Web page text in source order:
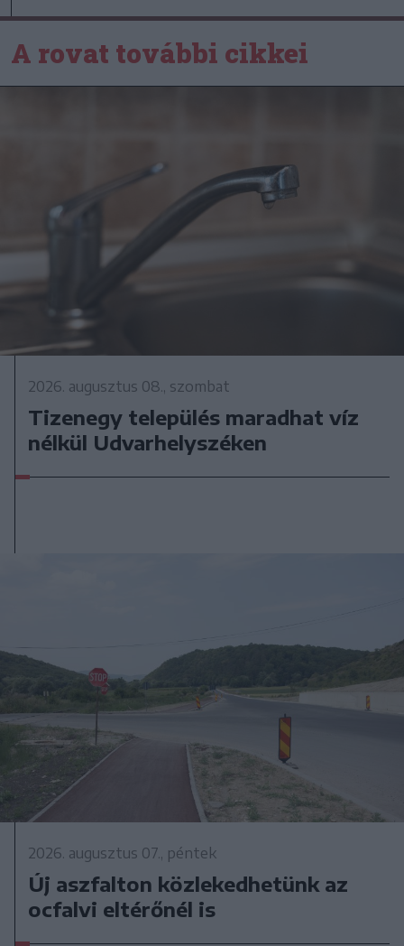
A rovat további cikkei
2026. augusztus 08., szombat
Tizenegy település maradhat víz
nélkül Udvarhelyszéken
2026. augusztus 07., péntek
Új aszfalton közlekedhetünk az
ocfalvi eltérőnél is